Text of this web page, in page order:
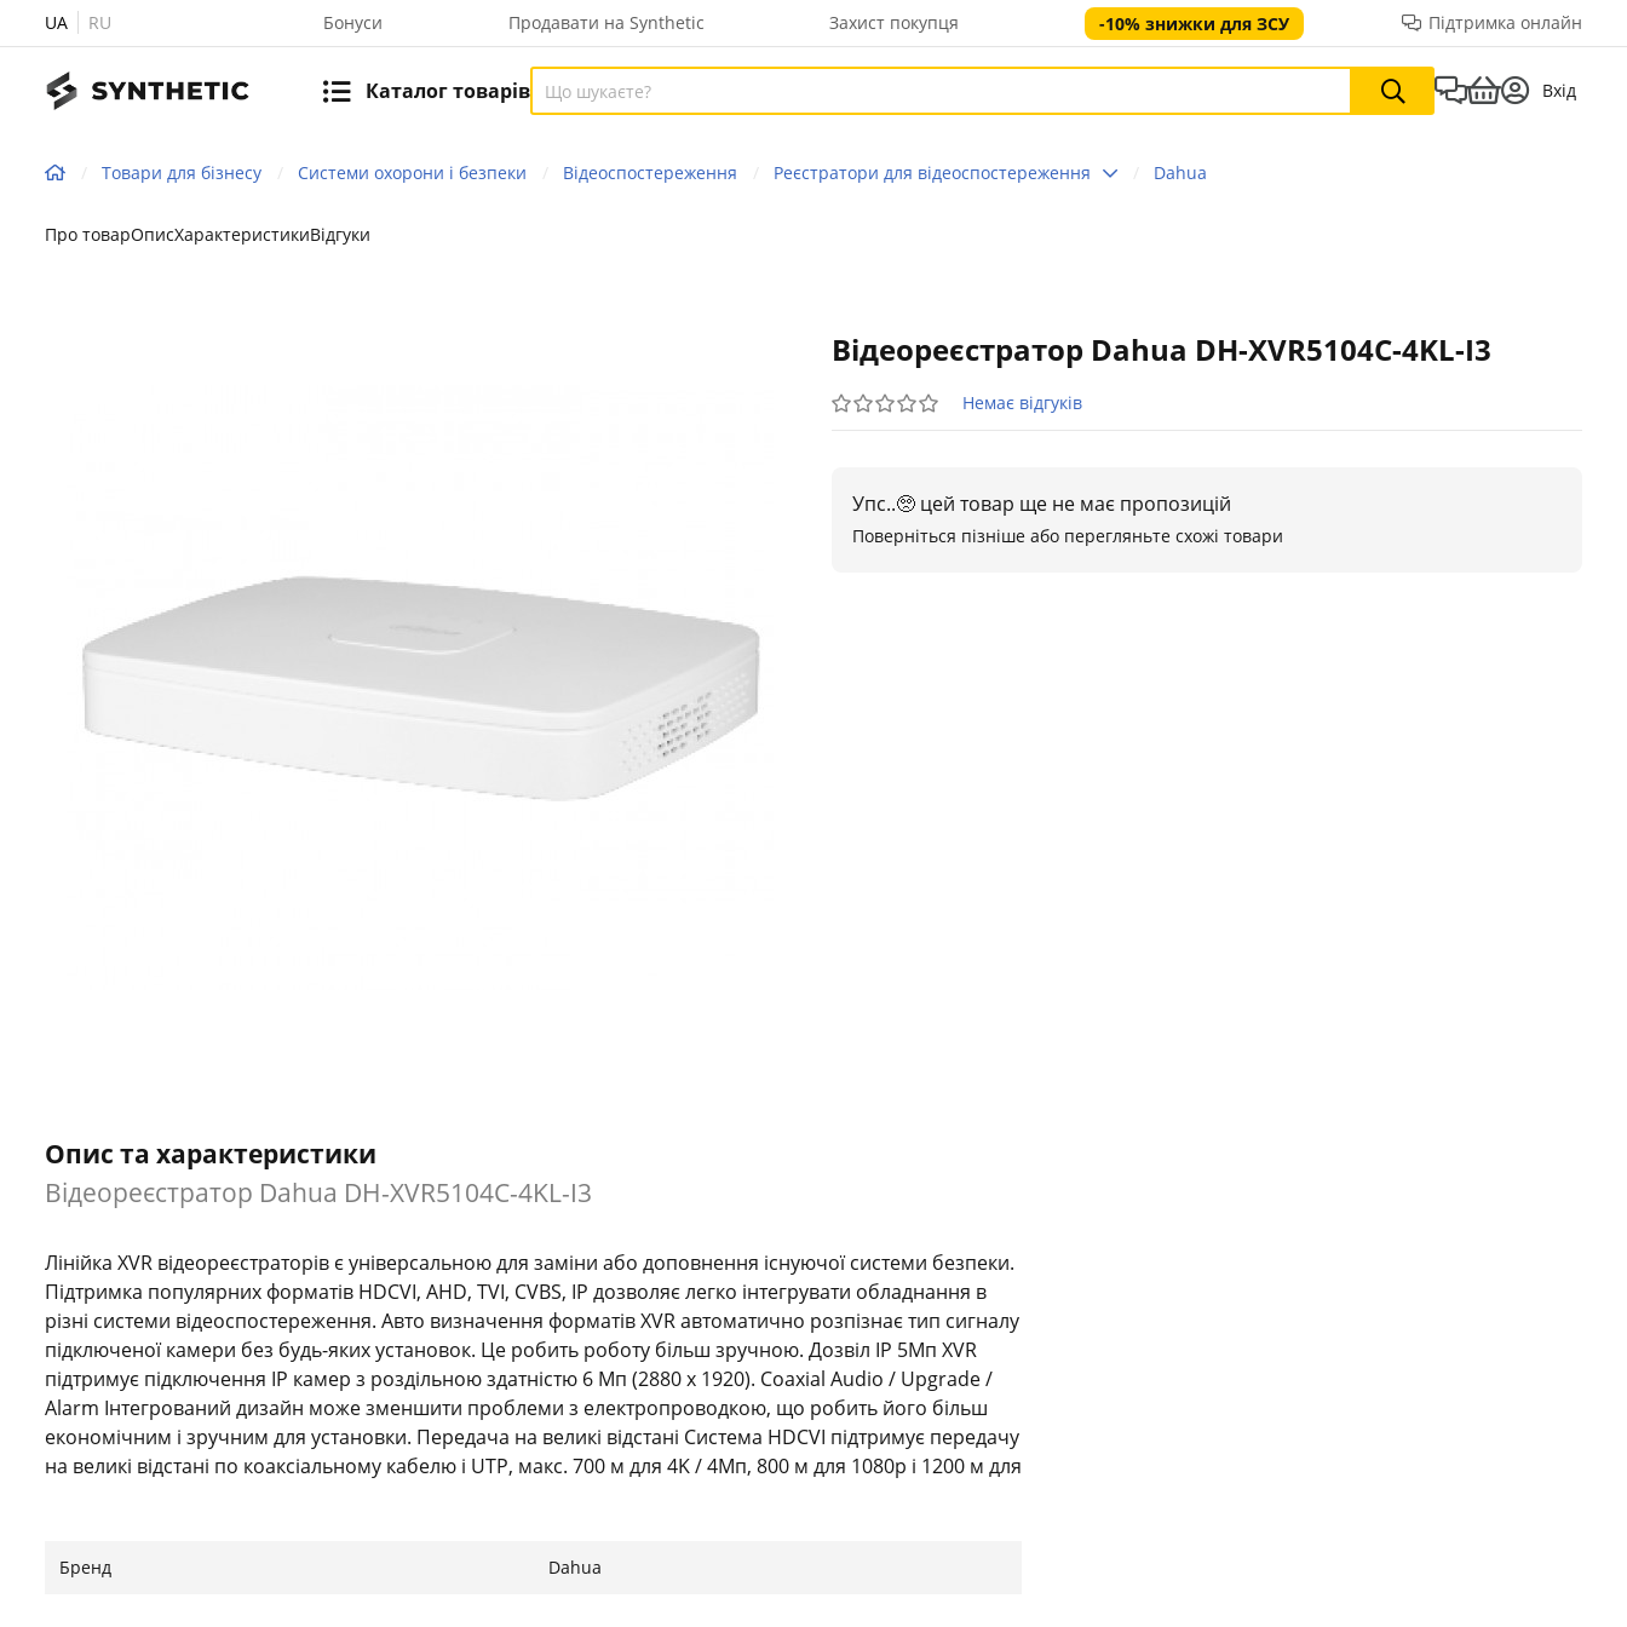
UA RU Бонуси Продавати на Synthetic Захист покупця -10% знижки для ЗСУ Підтримка онлайн
Каталог товарів Вхід
Товари для бізнесу Системи охорони і безпеки Відеоспостереження Реєстратори для відеоспостереження Dahua
Про товарОписХарактеристикиВідгуки
Відеореєстратор Dahua DH-XVR5104C-4KL-I3
Немає відгуків
Упс..🥺 цей товар ще не має пропозицій
Поверніться пізніше або перегляньте схожі товари
Опис та характеристики
Відеореєстратор Dahua DH-XVR5104C-4KL-I3
Лінійка XVR відеореєстраторів є універсальною для заміни або доповнення існуючої системи безпеки.
Підтримка популярних форматів HDCVI, AHD, TVI, CVBS, IP дозволяє легко інтегрувати обладнання в
різні системи відеоспостереження. Авто визначення форматів XVR автоматично розпізнає тип сигналу
підключеної камери без будь-яких установок. Це робить роботу більш зручною. Дозвіл IP 5Мп XVR
підтримує підключення IP камер з роздільною здатністю 6 Мп (2880 х 1920). Coaxial Audio / Upgrade /
Alarm Інтегрований дизайн може зменшити проблеми з електропроводкою, що робить його більш
економічним і зручним для установки. Передача на великі відстані Система HDCVI підтримує передачу
на великі відстані по коаксіальному кабелю і UTP, макс. 700 м для 4K / 4Mп, 800 м для 1080p і 1200 м для
відео потоку при відтворенні. Відмінна якість зображення Високопродуктивний чіп забезпечує
Бренд Dahua